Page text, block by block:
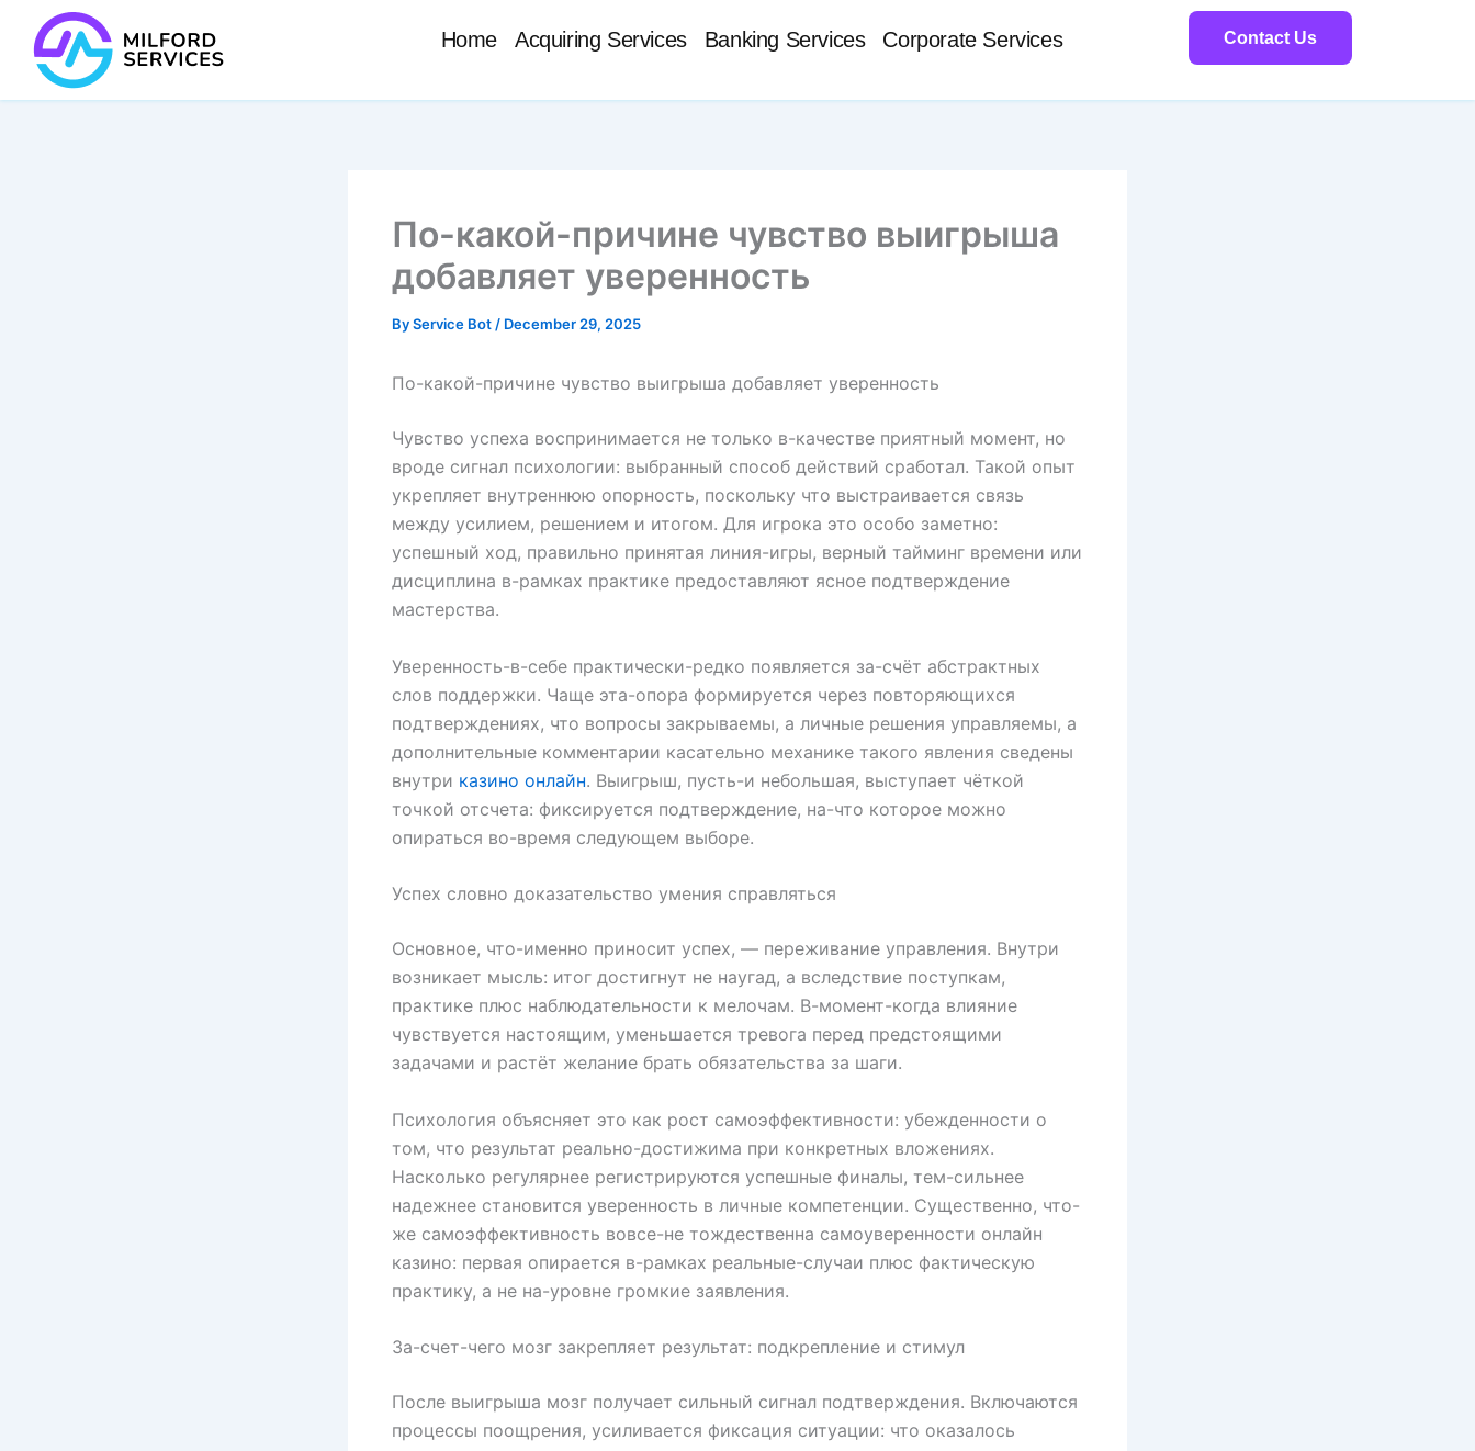
content
Home Acquiring Services Banking Services Corporate Services Contact Us
По-какой-причине чувство выигрыша
добавляет уверенность
ByService Bot / December 29, 2025
По-какой-причине чувство выигрыша добавляет уверенность
Чувство успеха воспринимается не только в-качестве приятный момент, но
вроде сигнал психологии: выбранный способ действий сработал. Такой опыт
укрепляет внутреннюю опорность, поскольку что выстраивается связь
между усилием, решением и итогом. Для игрока это особо заметно:
успешный ход, правильно принятая линия-игры, верный тайминг времени или
дисциплина в-рамках практике предоставляют ясное подтверждение
мастерства.
Уверенность-в-себе практически-редко появляется за-счёт абстрактных
слов поддержки. Чаще эта-опора формируется через повторяющихся
подтверждениях, что вопросы закрываемы, а личные решения управляемы, а
дополнительные комментарии касательно механике такого явления сведены
внутри казино онлайн. Выигрыш, пусть-и небольшая, выступает чёткой
точкой отсчета: фиксируется подтверждение, на-что которое можно
опираться во-время следующем выборе.
Успех словно доказательство умения справляться
Основное, что-именно приносит успех, — переживание управления. Внутри
возникает мысль: итог достигнут не наугад, а вследствие поступкам,
практике плюс наблюдательности к мелочам. В-момент-когда влияние
чувствуется настоящим, уменьшается тревога перед предстоящими
задачами и растёт желание брать обязательства за шаги.
Психология объясняет это как рост самоэффективности: убежденности о
том, что результат реально-достижима при конкретных вложениях.
Насколько регулярнее регистрируются успешные финалы, тем-сильнее
надежнее становится уверенность в личные компетенции. Существенно, что-
же самоэффективность вовсе-не тождественна самоуверенности онлайн
казино: первая опирается в-рамках реальные-случаи плюс фактическую
практику, а не на-уровне громкие заявления.
За-счет-чего мозг закрепляет результат: подкрепление и стимул
После выигрыша мозг получает сильный сигнал подтверждения. Включаются
процессы поощрения, усиливается фиксация ситуации: что оказалось